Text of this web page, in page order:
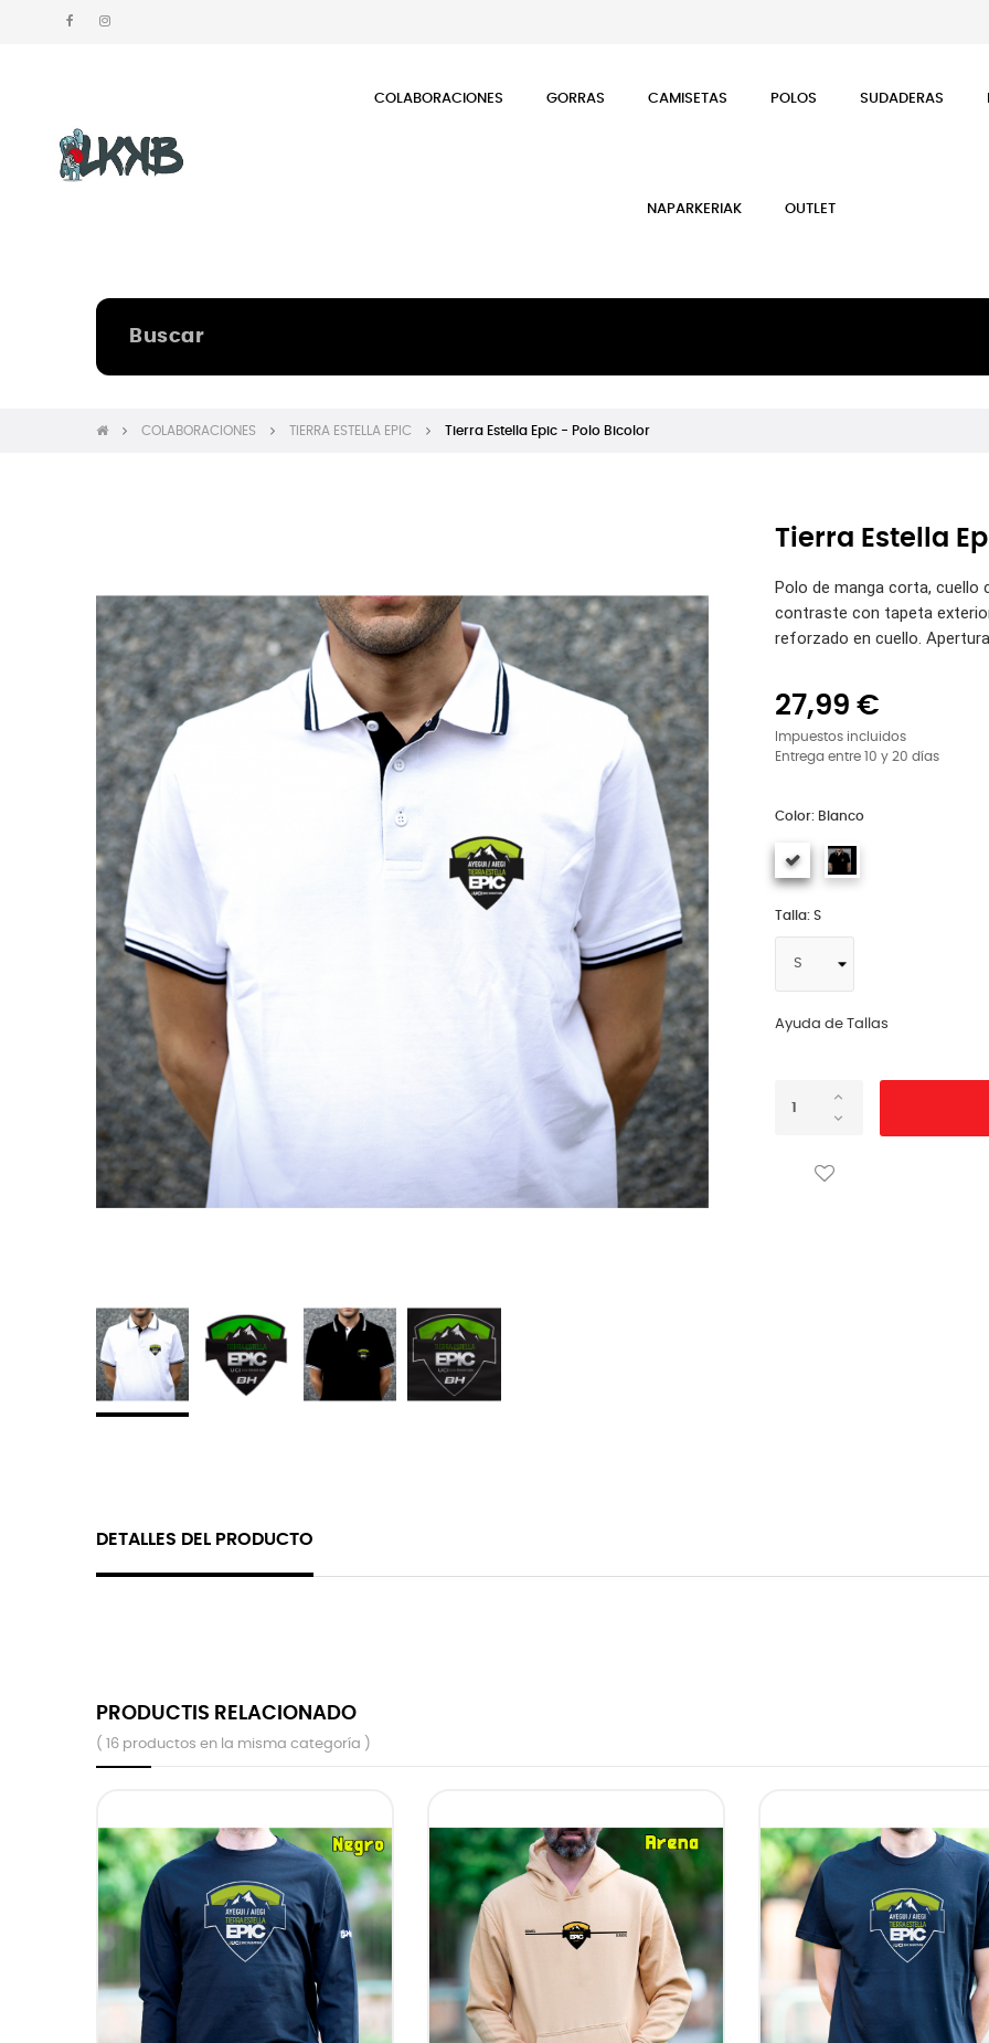
COLABORACIONES GORRAS CAMISETAS POLOS SUDADERAS
NAPARKERIAK OUTLET
COLABORACIONES TIERRA ESTELLA EPIC Tierra Estella Epic - Polo Bicolor
Tierra Estella
Polo de manga corta,
contraste con tapeta
reforzado en cuello.
27,99 €
Impuestos incluidos
Entrega entre 10 y 20 días
Color: Blanco
Talla: S
Ayuda de Tallas
DETALLES DEL PRODUCTO
PRODUCTIS RELACIONADO
( 16 productos en la misma categoría )